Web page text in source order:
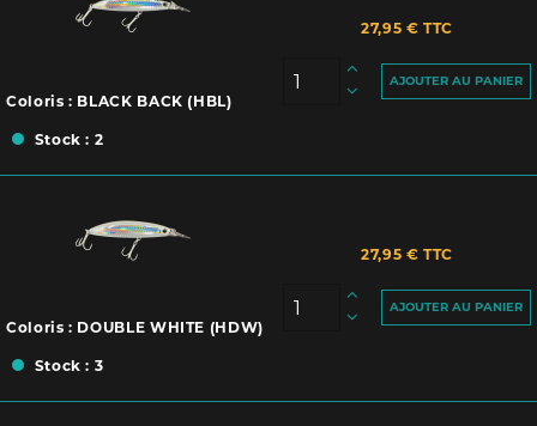
Coloris : BLACK BACK (HBL)
Stock : 2
27,95 € TTC
AJOUTER AU PANIER
Coloris : DOUBLE WHITE (HDW)
Stock : 3
27,95 € TTC
AJOUTER AU PANIER